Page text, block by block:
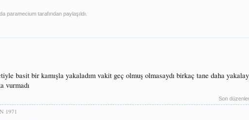
paramecium tarafından paylaşıldı.
basit bir kamışla yakaladım vakit geç olmuş olmasaydı birkaç tane daha
vurmadı
Son
1971